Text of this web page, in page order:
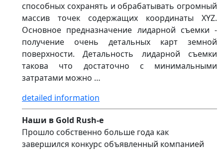
способных сохранять и обрабатывать огромный
массив точек содержащих координаты XYZ.
Основное предназначение лидарной съемки -
получение очень детальных карт земной
поверхности. Детальность лидарной съемки
такова что достаточно с минимальными
затратами можно …
detailed information
Наши в Gold Rush-е
Прошло собственно больше года как
завершился конкурс объявленный компанией